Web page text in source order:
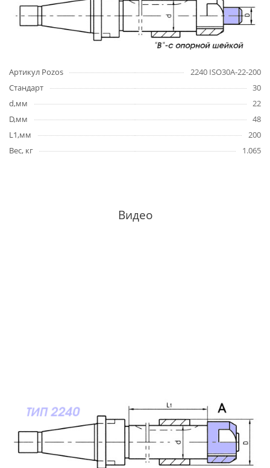
Артикул Pozos
2240 ISO30A-22-200
Стандарт
30
d,мм
22
D,мм
48
L1,мм
200
Вес, кг
1.065
Видео